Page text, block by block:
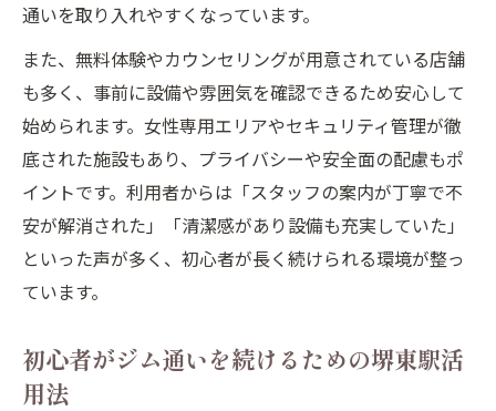
通いを取り入れやすくなっています。
また、無料体験やカウンセリングが用意されている店舗
も多く、事前に設備や雰囲気を確認できるため安心して
始められます。女性専用エリアやセキュリティ管理が徹
底された施設もあり、プライバシーや安全面の配慮もポ
イントです。利用者からは「スタッフの案内が丁寧で不
安が解消された」「清潔感があり設備も充実していた」
といった声が多く、初心者が長く続けられる環境が整っ
ています。
初心者がジム通いを続けるための堺東駅活
用法